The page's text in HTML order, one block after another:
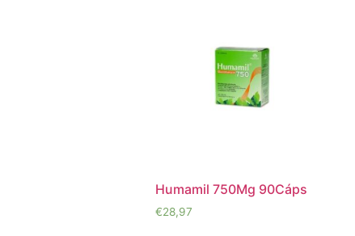
Humamil 750Mg 90Cáps
€28,97